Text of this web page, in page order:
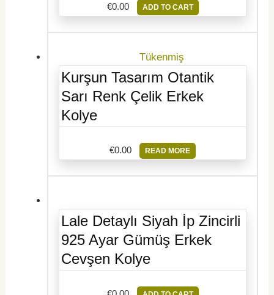
€0.00 ADD TO CART
Tükenmiş
Kurşun Tasarım Otantik
Sarı Renk Çelik Erkek
Kolye
€0.00 READ MORE
Lale Detaylı Siyah İp Zincirli
925 Ayar Gümüş Erkek
Cevşen Kolye